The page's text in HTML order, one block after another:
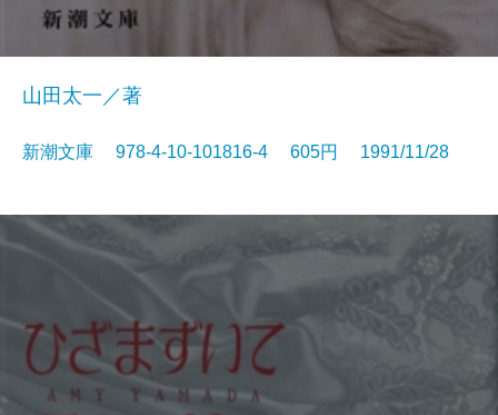
山田太一／著
新潮文庫 978-4-10-101816-4 605円 1991/11/28